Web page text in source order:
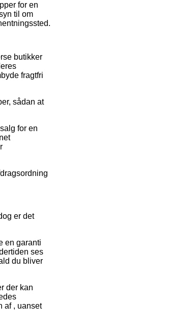
for en
til om
butikker
fragtfri
sådan at
for en
er det
en garanti
ses
du bliver
der kan
af , uanset